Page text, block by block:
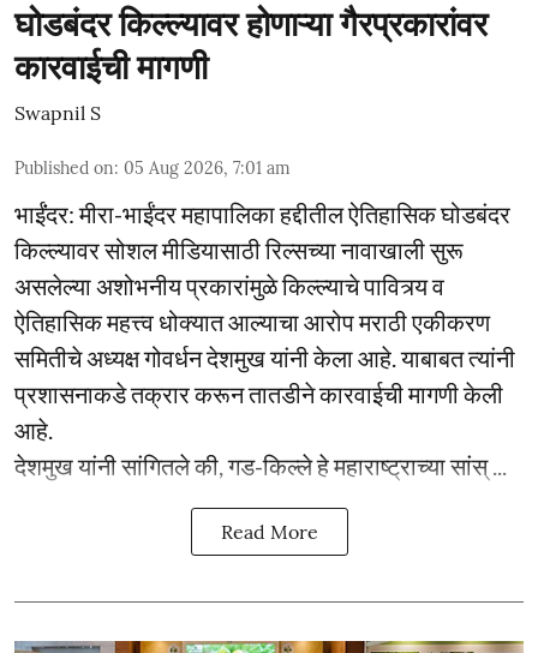
घोडबंदर किल्ल्यावर होणाऱ्या गैरप्रकारांवर
कारवाईची मागणी
Swapnil S
Published on: 05 Aug 2026, 7:01 am
भाईंंदर: मीरा-भाईंदर महापालिका हद्दीतील ऐतिहासिक घोडबंदर
किल्ल्यावर सोशल मीडियासाठी रिल्सच्या नावाखाली सुरू
असलेल्या अशोभनीय प्रकारांमुळे किल्ल्याचे पावित्र्य व
ऐतिहासिक महत्त्व धोक्यात आल्याचा आरोप मराठी एकीकरण
समितीचे अध्यक्ष गोवर्धन देशमुख यांनी केला आहे. याबाबत त्यांनी
प्रशासनाकडे तक्रार करून तातडीने कारवाईची मागणी केली
आहे.
देशमुख यांनी सांगितले की, गड-किल्ले हे महाराष्ट्राच्या सांस् ...
Read More